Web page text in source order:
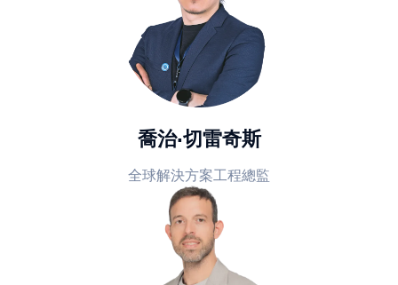
喬治·切雷奇斯
全球解決方案工程總監